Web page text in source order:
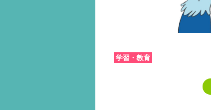
学習・教育